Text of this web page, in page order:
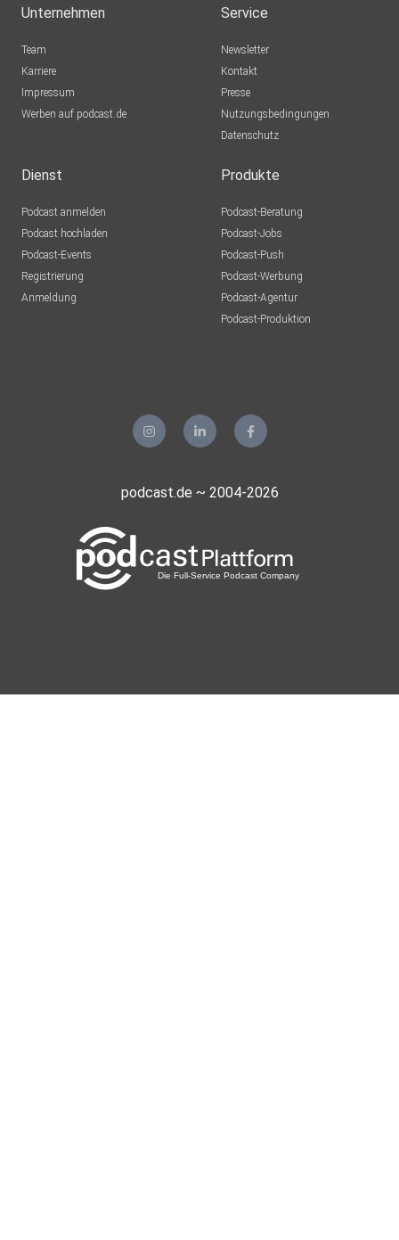
Unternehmen
Team
Karriere
Impressum
Werben auf podcast.de
Service
Newsletter
Kontakt
Presse
Nutzungsbedingungen
Datenschutz
Dienst
Podcast anmelden
Podcast hochladen
Podcast-Events
Registrierung
Anmeldung
Produkte
Podcast-Beratung
Podcast-Jobs
Podcast-Push
Podcast-Werbung
Podcast-Agentur
Podcast-Produktion
podcast.de ~ 2004-2026